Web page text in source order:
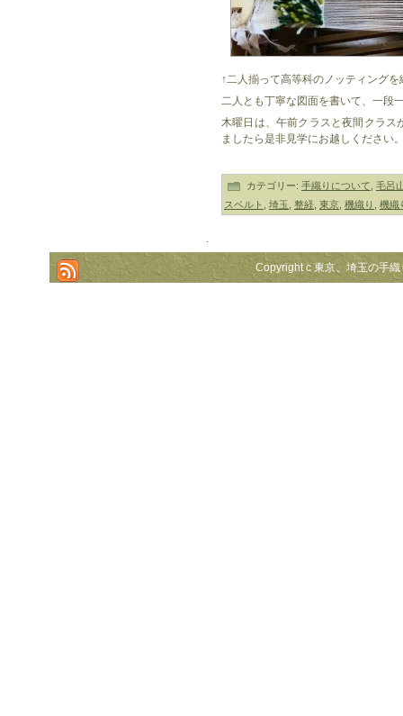
↑二人揃って高等科のノッティング
二人とも丁寧な図面を書いて、一段
木曜日は、午前クラスと夜間クラス
ましたら是非見学にお越しください
カテゴリー: 手織りについて 毛呂
スベルト
埼玉 整経 東京 機織り 機織
.
Copyright c 東京、埼玉の手